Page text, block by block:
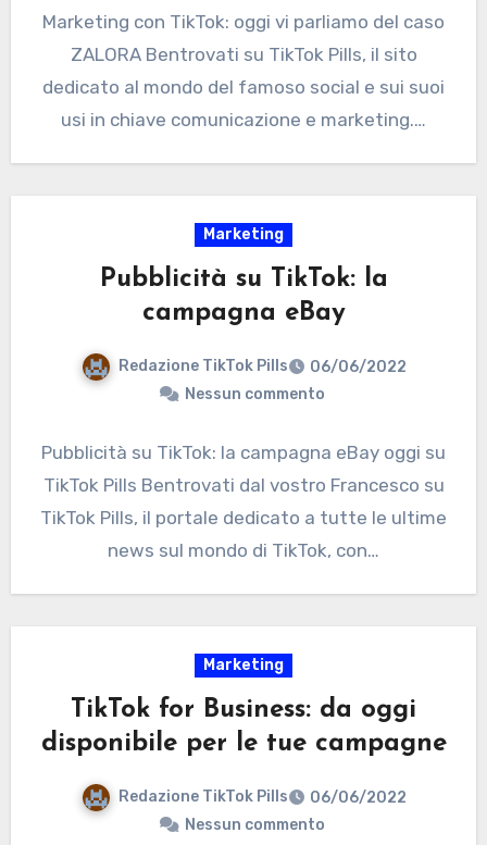
Marketing con TikTok: oggi vi parliamo del caso
ZALORA Bentrovati su TikTok Pills, il sito
dedicato al mondo del famoso social e sui suoi
usi in chiave comunicazione e marketing.…
Marketing
Pubblicità su TikTok: la
campagna eBay
Redazione TikTok Pills
06/06/2022
Nessun commento
Pubblicità su TikTok: la campagna eBay oggi su
TikTok Pills Bentrovati dal vostro Francesco su
TikTok Pills, il portale dedicato a tutte le ultime
news sul mondo di TikTok, con…
Marketing
TikTok for Business: da oggi
disponibile per le tue campagne
Redazione TikTok Pills
06/06/2022
Nessun commento